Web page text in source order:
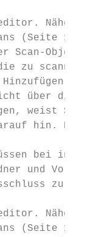
(Seite 12).
Scan-
zu
über die
weist
hin. Der
bei
und
zu
(Seite 12).